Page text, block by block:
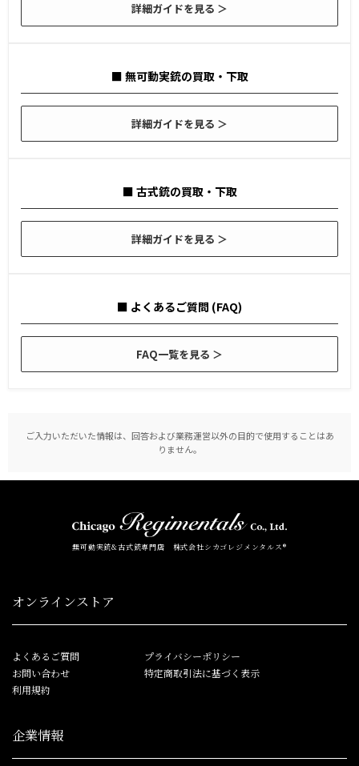
詳細ガイドを見る ＞
■ 無可動実銃の買取・下取
詳細ガイドを見る ＞
■ 古式銃の買取・下取
詳細ガイドを見る ＞
■ よくあるご質問 (FAQ)
FAQ一覧を見る ＞
ご入力いただいた情報は、回答および業務運営以外の目的で使用することはあ
りません。
無可動実銃&古式銃専門店 株式会社シカゴレジメンタルス®
オンラインストア
よくあるご質問
お問い合わせ
利用規約
プライバシーポリシー
特定商取引法に基づく表示
企業情報